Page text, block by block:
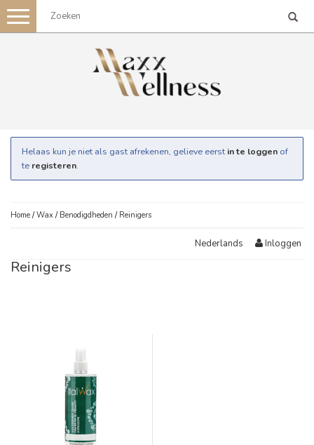
Toggle
navigation
Helaas kun je niet als gast afrekenen, gelieve eerst in te loggen of
te registeren.
Home /Wax / Benodigdheden / Reinigers
Nederlands Inloggen
Reinigers